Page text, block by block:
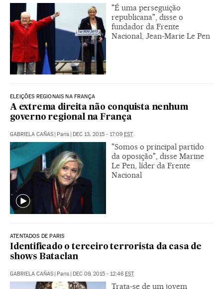
"É uma perseguição
republicana", disse o
fundador da Frente
Nacional, Jean-Marie Le Pen
ELEIÇÕES REGIONAIS NA FRANÇA
A extrema direita não conquista nenhum
governo regional na França
GABRIELA CAÑAS Paris DEC 13, 2015 - 17:09 EST
"Somos o principal partido
da oposição", disse Marine
Le Pen, líder da Frente
Nacional
ATENTADOS DE PARIS
Identificado o terceiro terrorista da casa de
shows Bataclan
GABRIELA CAÑAS Paris DEC 09, 2015 - 12:46 EST
Trata-se de um jovem